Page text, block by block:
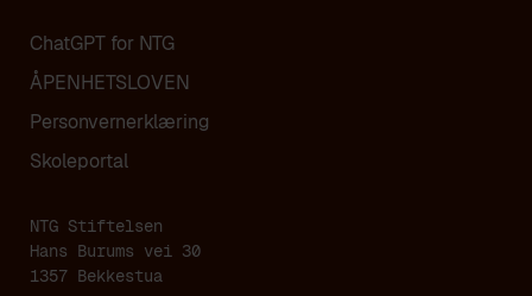
ChatGPT for NTG
ÅPENHETSLOVEN
Personvern­erklæring
Skoleportal
NTG Stiftelsen
Hans Burums vei 30
1357 Bekkestua